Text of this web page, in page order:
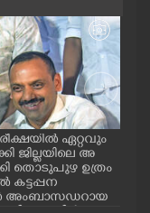
ഏറ്റവും
ജില്ലയിലെ അ
തൊടുപുഴ ഉത്രം
കട്ടപ്പന
അംബാസഡറായ